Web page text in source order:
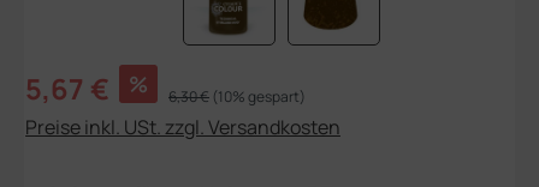
Verkaufspreis:
5,67 € % Regulärer Preis:
6,30 € (10% gespart)
Preise inkl. USt. zzgl. Versandkosten